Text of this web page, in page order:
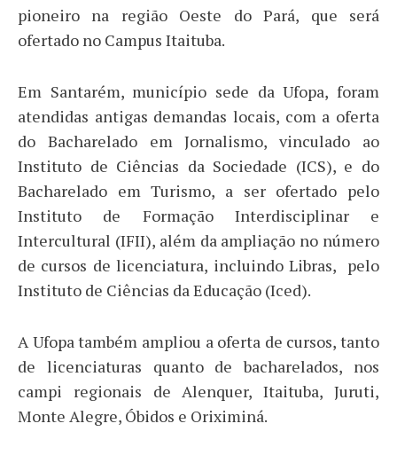
pioneiro na região Oeste do Pará, que será
ofertado no Campus Itaituba.
Em Santarém, município sede da Ufopa, foram
atendidas antigas demandas locais, com a oferta
do Bacharelado em Jornalismo, vinculado ao
Instituto de Ciências da Sociedade (ICS), e do
Bacharelado em Turismo, a ser ofertado pelo
Instituto de Formação Interdisciplinar e
Intercultural (IFII), além da ampliação no número
de cursos de licenciatura, incluindo Libras, pelo
Instituto de Ciências da Educação (Iced).
A Ufopa também ampliou a oferta de cursos, tanto
de licenciaturas quanto de bacharelados, nos
campi regionais de Alenquer, Itaituba, Juruti,
Monte Alegre, Óbidos e Oriximiná.